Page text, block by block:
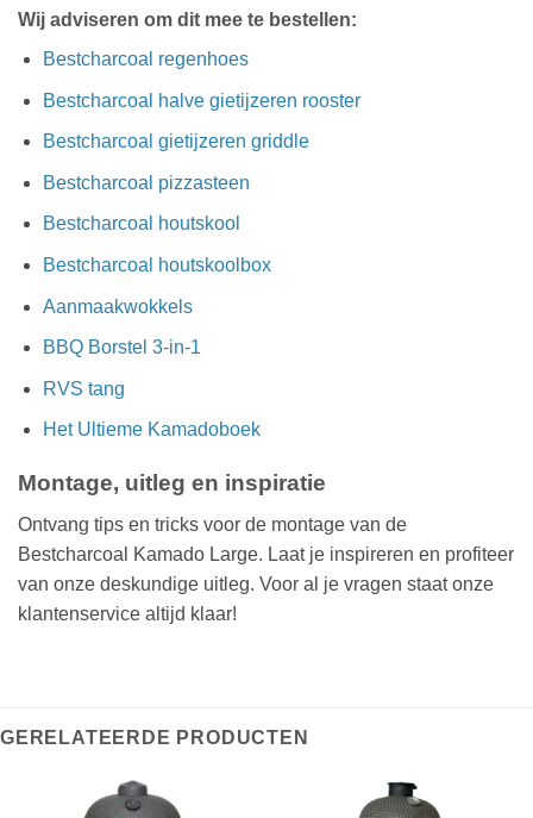
Wij adviseren om dit mee te bestellen:
Bestcharcoal regenhoes
Bestcharcoal halve gietijzeren rooster
Bestcharcoal gietijzeren griddle
Bestcharcoal pizzasteen
Bestcharcoal houtskool
Bestcharcoal houtskoolbox
Aanmaakwokkels
BBQ Borstel 3-in-1
RVS tang
Het Ultieme Kamadoboek
Montage, uitleg en inspiratie
Ontvang tips en tricks voor de montage van de
Bestcharcoal Kamado Large. Laat je inspireren en profiteer
van onze deskundige uitleg. Voor al je vragen staat onze
klantenservice altijd klaar!
GERELATEERDE PRODUCTEN